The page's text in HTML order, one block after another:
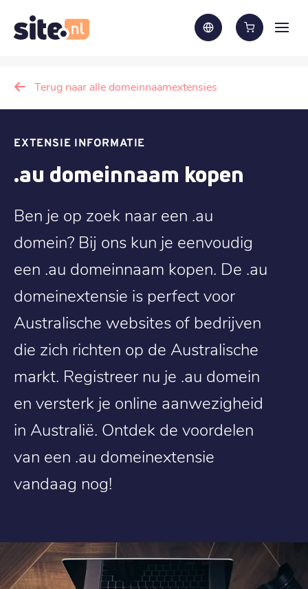
Terug naar alle domeinnaamextensies
EXTENSIE INFORMATIE
.au domeinnaam kopen
Ben je op zoek naar een .au
domein? Bij ons kun je eenvoudig
een .au domeinnaam kopen. De .au
domeinextensie is perfect voor
Australische websites of bedrijven
die zich richten op de Australische
markt. Registreer nu je .au domein
en versterk je online aanwezigheid
in Australië. Ontdek de voordelen
van een .au domeinextensie
vandaag nog!